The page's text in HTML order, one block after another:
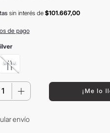
sin interésde $101.667,00
de pago
＋ ¡Me lo
envío